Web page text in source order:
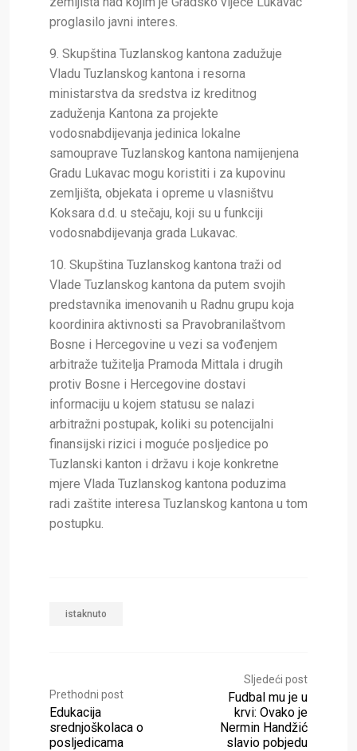
proglasilo javni interes.
9. Skupština Tuzlanskog kantona zadužuje
Vladu Tuzlanskog kantona i resorna
ministarstva da sredstva iz kreditnog
zaduženja Kantona za projekte
vodosnabdijevanja jedinica lokalne
samouprave Tuzlanskog kantona namijenjena
Gradu Lukavac mogu koristiti i za kupovinu
zemljišta, objekata i opreme u vlasništvu
Koksara d.d. u stečaju, koji su u funkciji
vodosnabdijevanja grada Lukavac.
10. Skupština Tuzlanskog kantona traži od
Vlade Tuzlanskog kantona da putem svojih
predstavnika imenovanih u Radnu grupu koja
koordinira aktivnosti sa Pravobranilaštvom
Bosne i Hercegovine u vezi sa vođenjem
arbitraže tužitelja Pramoda Mittala i drugih
protiv Bosne i Hercegovine dostavi
informaciju u kojem statusu se nalazi
arbitražni postupak, koliki su potencijalni
finansijski rizici i moguće posljedice po
Tuzlanski kanton i državu i koje konkretne
mjere Vlada Tuzlanskog kantona poduzima
radi zaštite interesa Tuzlanskog kantona u tom
postupku.
istaknuto
Prethodni post
Edukacija
srednjoškolaca o
posljedicama
Sljedeći post
Fudbal mu je u
krvi: Ovako je
Nermin Handžić
slavio pobjedu